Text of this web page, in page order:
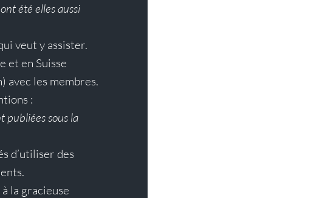
été elles aussi
veut y assister.
et en Suisse
les membres.
:
publiées sous la
d’utiliser des
la gracieuse